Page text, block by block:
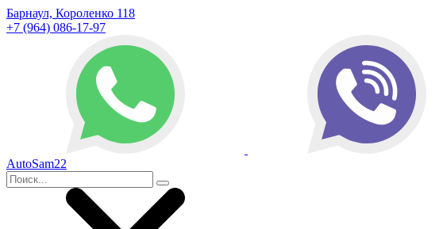
Барнаул, Короленко 118
+7 (964) 086-17-97
AutoSam22